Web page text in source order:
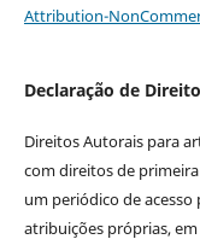
Attribution-
Declaração de
Direitos Autorais para
com direitos de
um periódico de
atribuições próprias,